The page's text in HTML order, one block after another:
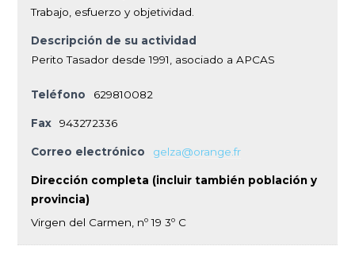
Trabajo, esfuerzo y objetividad.
Descripción de su actividad
Perito Tasador desde 1991, asociado a APCAS
Teléfono 629810082
Fax 943272336
Correo electrónico gelza@orange.fr
Dirección completa (incluir también población y
provincia)
Virgen del Carmen, nº 19 3º C